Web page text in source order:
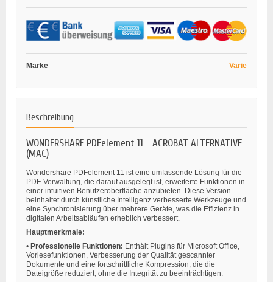
Marke Varie
Beschreibung
WONDERSHARE PDFelement 11 - ACROBAT ALTERNATIVE
(MAC)
Wondershare PDFelement 11 ist eine umfassende Lösung für die
PDF-Verwaltung, die darauf ausgelegt ist, erweiterte Funktionen in
einer intuitiven Benutzeroberfläche anzubieten. Diese Version
beinhaltet durch künstliche Intelligenz verbesserte Werkzeuge und
eine Synchronisierung über mehrere Geräte, was die Effizienz in
digitalen Arbeitsabläufen erheblich verbessert.
Hauptmerkmale:
• Professionelle Funktionen: Enthält Plugins für Microsoft Office,
Vorlesefunktionen, Verbesserung der Qualität gescannter
Dokumente und eine fortschrittliche Kompression, die die
Dateigröße reduziert, ohne die Integrität zu beeinträchtigen.